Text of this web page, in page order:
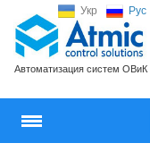
Укр Рус
Автоматизация систем ОВиК